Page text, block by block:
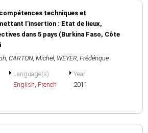
techniques et
l'insertion : Etat de lieux,
dans 5 pays (Burkina Faso, Côte
, CARTON, Michel, WEYER, Frédérique
Language(s)
English, French
Year
2011